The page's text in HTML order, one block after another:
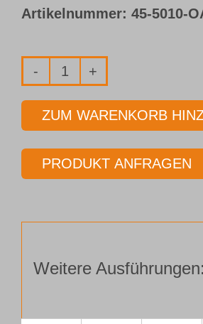
Artikelnummer: 45-5010-
Bohrrohr
Typ
45
Menge
ZUM WARENKORB
PRODUKT ANFRAGEN
Weitere Ausführungen: